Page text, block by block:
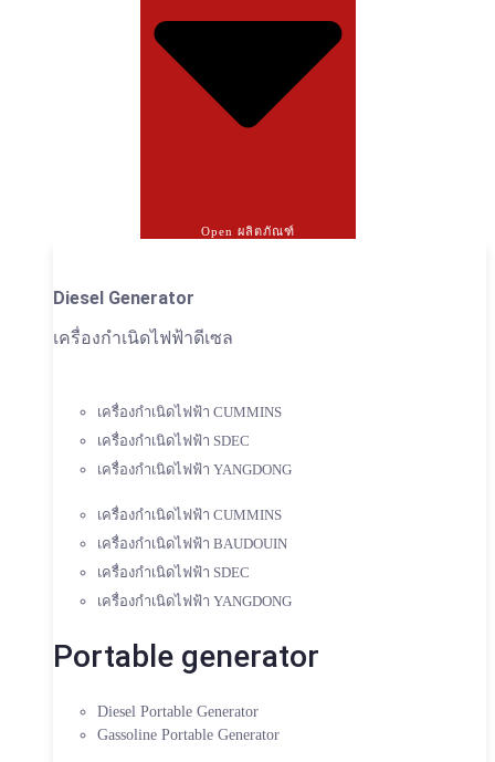
Open ผลิตภัณฑ์
Diesel Generator
เครื่องกำเนิดไฟฟ้าดีเซล
เครื่องกำเนิดไฟฟ้า CUMMINS
เครื่องกำเนิดไฟฟ้า SDEC
เครื่องกำเนิดไฟฟ้า YANGDONG
เครื่องกำเนิดไฟฟ้า CUMMINS
เครื่องกำเนิดไฟฟ้า BAUDOUIN
เครื่องกำเนิดไฟฟ้า SDEC
เครื่องกำเนิดไฟฟ้า YANGDONG
Portable generator
Diesel Portable Generator
Gassoline Portable Generator